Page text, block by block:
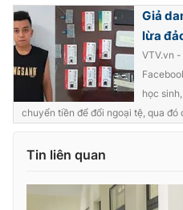
Giả
lừa
VTV.vn
học
chuyển tiền để đổi ngoại tệ, qua đó
Tin liên quan